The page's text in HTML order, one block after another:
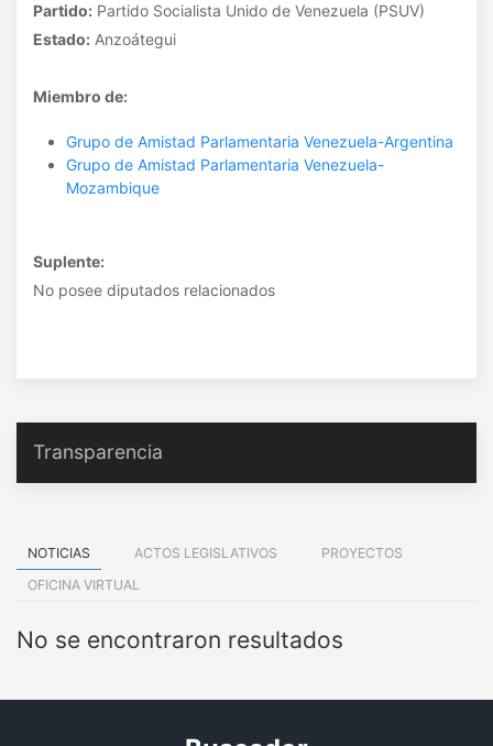
Partido: Partido Socialista Unido de Venezuela (PSUV)
Estado: Anzoátegui
Miembro de:
Grupo de Amistad Parlamentaria Venezuela-Argentina
Grupo de Amistad Parlamentaria Venezuela-
Mozambique
Suplente:
No posee diputados relacionados
Transparencia
NOTICIAS ACTOS LEGISLATIVOS
PROYECTOS
OFICINA VIRTUAL
No se encontraron resultados